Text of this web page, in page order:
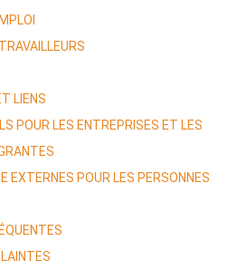
LIENS
POUR LES ENTREPRISES ET LES
EXTERNES POUR LES PERSONNES